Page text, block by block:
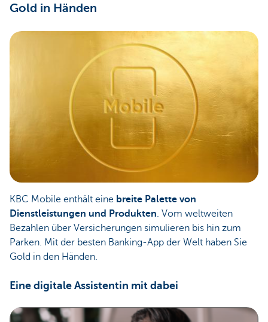
Gold in Händen
KBC Mobile enthält eine breite Palette von
Dienstleistungen und Produkten. Vom weltweiten
Bezahlen über Versicherungen simulieren bis hin zum
Parken. Mit der besten Banking-App der Welt haben Sie
Gold in den Händen.
Eine digitale Assistentin mit dabei